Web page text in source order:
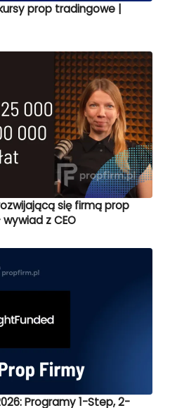
prop tradingowe |
się firmą prop
z CEO
Programy 1-Step, 2-